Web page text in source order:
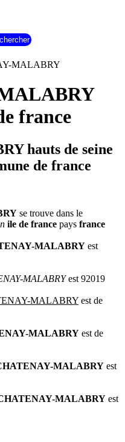
MALABRY
france
hauts de seine
de france
se trouve dans le
ile de france pays france
MALABRY est
MALABRYest 92019
MALABRY est de
MALABRY est de
MALABRY est
MALABRY est